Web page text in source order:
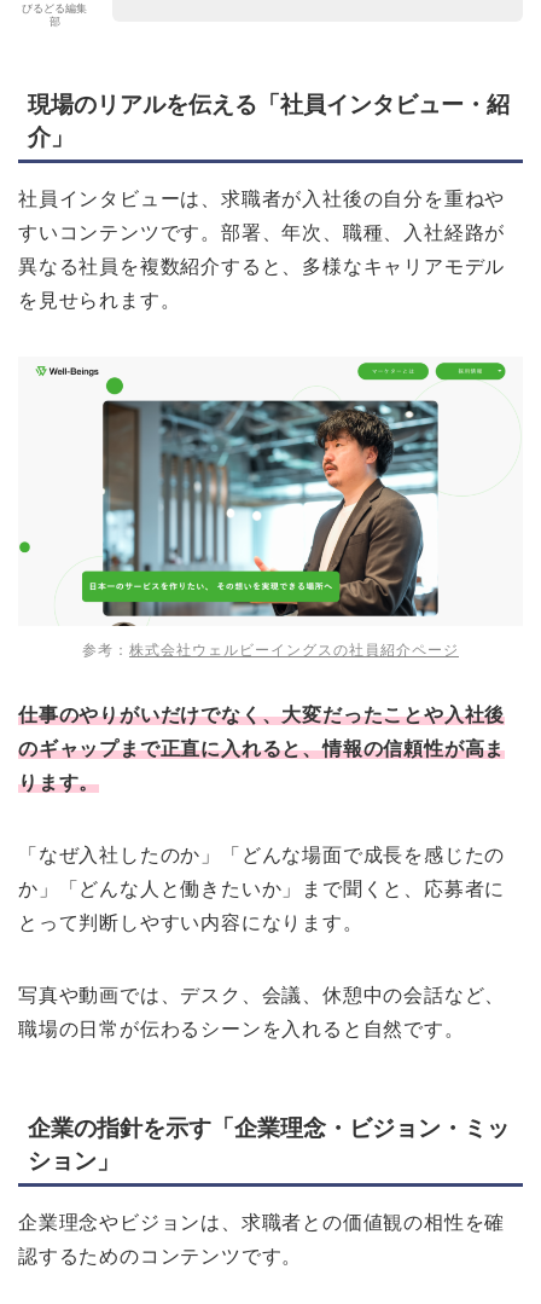
びるどる編集
部
現場のリアルを伝える「社員インタビュー・紹
介」
社員インタビューは、求職者が入社後の自分を重ねや
すいコンテンツです。部署、年次、職種、入社経路が
異なる社員を複数紹介すると、多様なキャリアモデル
を見せられます。
参考： 株式会社ウェルビーイングスの社員紹介ページ
仕事のやりがいだけでなく、大変だったことや入社後
のギャップまで正直に入れると、情報の信頼性が高ま
ります。
「なぜ入社したのか」「どんな場面で成長を感じたの
か」「どんな人と働きたいか」まで聞くと、応募者に
とって判断しやすい内容になります。
写真や動画では、デスク、会議、休憩中の会話など、
職場の日常が伝わるシーンを入れると自然です。
企業の指針を示す「企業理念・ビジョン・ミッ
ション」
企業理念やビジョンは、求職者との価値観の相性を確
認するためのコンテンツです。